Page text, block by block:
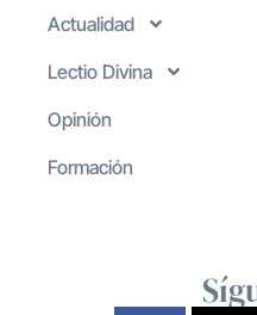
Actualidad
Lectio Divina
Opinión
Formación